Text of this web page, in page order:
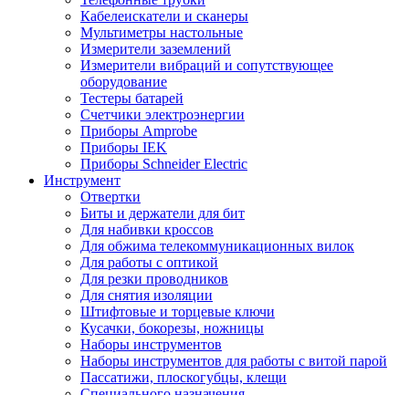
Кабелеискатели и сканеры
Мультиметры настольные
Измерители заземлений
Измерители вибраций и сопутствующее
оборудование
Тестеры батарей
Счетчики электроэнергии
Приборы Amprobe
Приборы IEK
Приборы Schneider Electric
Инструмент
Отвертки
Биты и держатели для бит
Для набивки кроссов
Для обжима телекоммуникационных вилок
Для работы с оптикой
Для резки проводников
Для снятия изоляции
Штифтовые и торцевые ключи
Кусачки, бокорезы, ножницы
Наборы инструментов
Наборы инструментов для работы с витой парой
Пассатижи, плоскогубцы, клещи